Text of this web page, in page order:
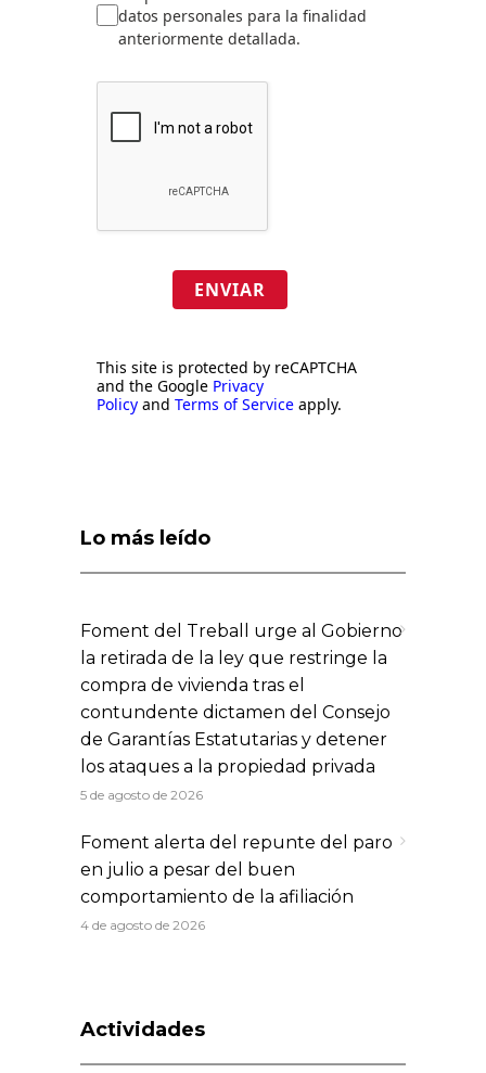
datos personales para la finalidad
anteriormente detallada.
ENVIAR
This site is protected by reCAPTCHA
and the Google Privacy
Policy and Terms of Service apply.
Lo más leído
Foment del Treball urge al Gobierno
la retirada de la ley que restringe la
compra de vivienda tras el
contundente dictamen del Consejo
de Garantías Estatutarias y detener
los ataques a la propiedad privada
5 de agosto de 2026
Foment alerta del repunte del paro
en julio a pesar del buen
comportamiento de la afiliación
4 de agosto de 2026
Actividades